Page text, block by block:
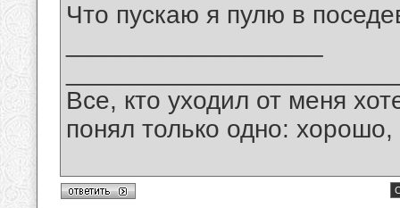
Что пускаю я пулю в
Все, кто уходил от меня
понял только одно: